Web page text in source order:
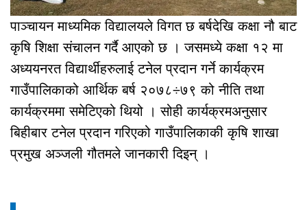
पाञ्चायन माध्यमिक विद्यालयले विगत छ बर्षदेखि कक्षा नौ बाट
कृषि शिक्षा संचालन गर्दै आएको छ । जसमध्ये कक्षा १२ मा
अध्ययनरत विद्यार्थीहरुलाई टनेल प्रदान गर्ने कार्यक्रम
गाउँपालिकाको आर्थिक बर्ष २०७८÷७९ को नीति तथा
कार्यक्रममा समेटिएको थियो । सोही कार्यक्रमअनुसार
बिहीबार टनेल प्रदान गरिएको गाउँपालिकाकी कृषि शाखा
प्रमुख अञ्जली गौतमले जानकारी दिइन् ।